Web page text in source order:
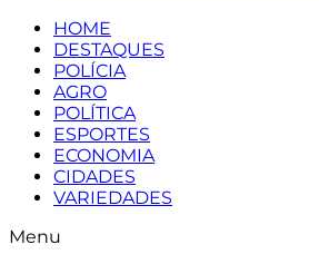
HOME
DESTAQUES
POLÍCIA
AGRO
POLÍTICA
ESPORTES
ECONOMIA
CIDADES
VARIEDADES
Menu